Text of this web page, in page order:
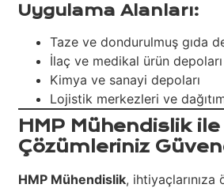
Uygulama Alanları:
Taze ve dondurulmuş gıda
İlaç ve medikal ürün depoları
Kimya ve sanayi depoları
Lojistik merkezleri ve
HMP Mühendislik
Çözümleriniz
HMP Mühendislik,